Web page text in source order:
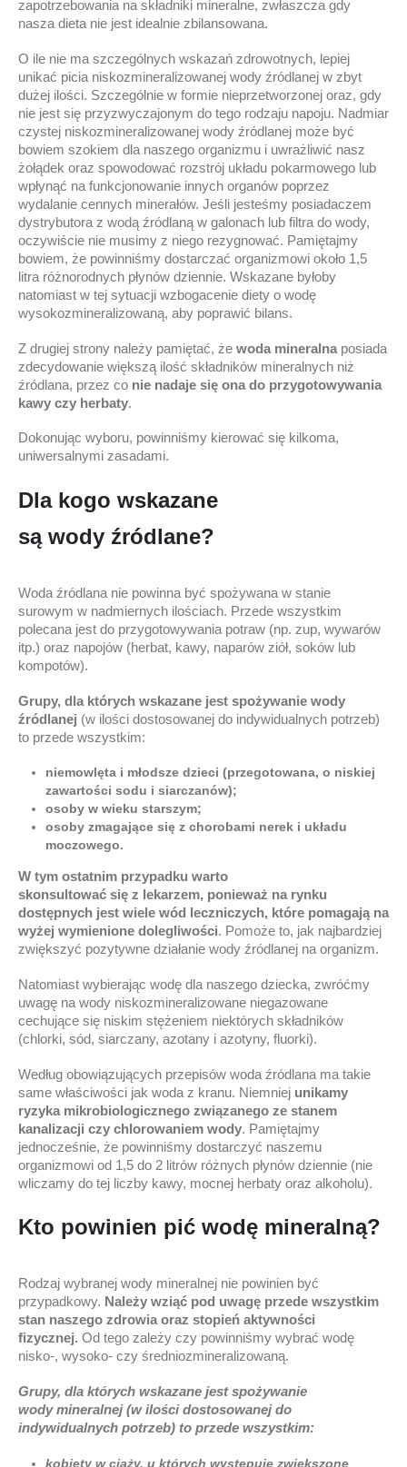
zapotrzebowania na składniki mineralne, zwłaszcza gdy
nasza dieta nie jest idealnie zbilansowana.
O ile nie ma szczególnych wskazań zdrowotnych, lepiej
unikać picia niskozmineralizowanej wody źródlanej w zbyt
dużej ilości. Szczególnie w formie nieprzetworzonej oraz, gdy
nie jest się przyzwyczajonym do tego rodzaju napoju. Nadmiar
czystej niskozmineralizowanej wody źródlanej może być
bowiem szokiem dla naszego organizmu i uwrażliwić nasz
żołądek oraz spowodować rozstrój układu pokarmowego lub
wpłynąć na funkcjonowanie innych organów poprzez
wydalanie cennych minerałów. Jeśli jesteśmy posiadaczem
dystrybutora z wodą źródlaną w galonach lub filtra do wody,
oczywiście nie musimy z niego rezygnować. Pamiętajmy
bowiem, że powinniśmy dostarczać organizmowi około 1,5
litra różnorodnych płynów dziennie. Wskazane byłoby
natomiast w tej sytuacji wzbogacenie diety o wodę
wysokozmineralizowaną, aby poprawić bilans.
Z drugiej strony należy pamiętać, że woda mineralna posiada
zdecydowanie większą ilość składników mineralnych niż
źródlana, przez co nie nadaje się ona do przygotowywania
kawy czy herbaty.
Dokonując wyboru, powinniśmy kierować się kilkoma,
uniwersalnymi zasadami.
Dla kogo wskazane
są wody źródlane?
Woda źródlana nie powinna być spożywana w stanie
surowym w nadmiernych ilościach. Przede wszystkim
polecana jest do przygotowywania potraw (np. zup, wywarów
itp.) oraz napojów (herbat, kawy, naparów ziół, soków lub
kompotów).
Grupy, dla których wskazane jest spożywanie wody
źródlanej (w ilości dostosowanej do indywidualnych potrzeb)
to przede wszystkim:
niemowlęta i młodsze dzieci (przegotowana, o niskiej
zawartości sodu i siarczanów);
osoby w wieku starszym;
osoby zmagające się z chorobami nerek i układu
moczowego.
W tym ostatnim przypadku warto
skonsultować się z lekarzem, ponieważ na rynku
dostępnych jest wiele wód leczniczych, które pomagają na
wyżej wymienione dolegliwości. Pomoże to, jak najbardziej
zwiększyć pozytywne działanie wody źródlanej na organizm.
Natomiast wybierając wodę dla naszego dziecka, zwróćmy
uwagę na wody niskozmineralizowane niegazowane
cechujące się niskim stężeniem niektórych składników
(chlorki, sód, siarczany, azotany i azotyny, fluorki).
Według obowiązujących przepisów woda źródlana ma takie
same właściwości jak woda z kranu. Niemniej unikamy
ryzyka mikrobiologicznego związanego ze stanem
kanalizacji czy chlorowaniem wody. Pamiętajmy
jednocześnie, że powinniśmy dostarczyć naszemu
organizmowi od 1,5 do 2 litrów różnych płynów dziennie (nie
wliczamy do tej liczby kawy, mocnej herbaty oraz alkoholu).
Kto powinien pić wodę mineralną?
Rodzaj wybranej wody mineralnej nie powinien być
przypadkowy. Należy wziąć pod uwagę przede wszystkim
stan naszego zdrowia oraz stopień aktywności
fizycznej. Od tego zależy czy powinniśmy wybrać wodę
nisko-, wysoko- czy średniozmineralizowaną.
Grupy, dla których wskazane jest spożywanie
wodymineralnej(w ilości dostosowanej do
indywidualnych potrzeb) to przede wszystkim:
kobiety w ciąży, u których występuje zwiększone